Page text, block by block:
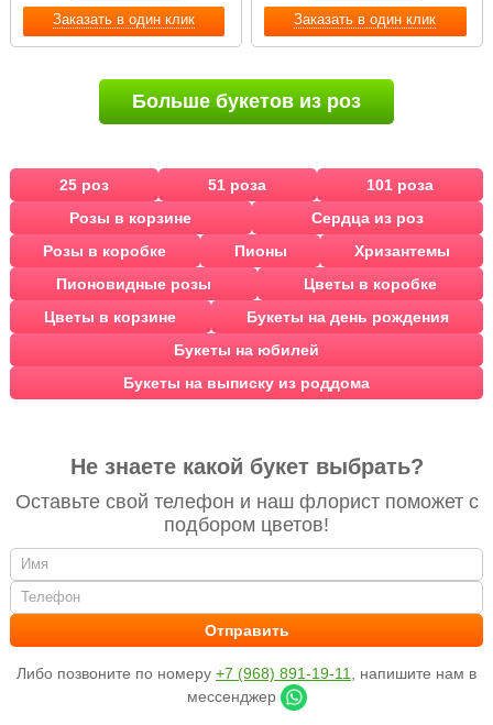
Заказать в один клик Заказать в один клик
Больше букетов из роз
25 роз 51 роза
101 роза
Розы в корзине
Сердца из роз
Розы в коробке
Пионы
Хризантемы
Пионовидные розы
Цветы в коробке
Цветы в корзине
Букеты на день рождения
Букеты на юбилей
Букеты на выписку из роддома
Не знаете какой букет выбрать?
Оставьте свой телефон и наш флорист поможет с
подбором цветов!
Либо позвоните по номеру +7 (968) 891-19-11
, напишите нам в
мессенджер